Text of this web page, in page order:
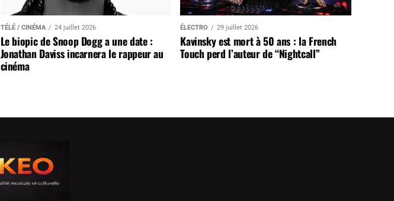
TÉLÉ / CINÉMA 24 juillet 2026
Le biopic de Snoop Dogg a une date :
Jonathan Daviss incarnera le rappeur au
cinéma
ÉLECTRO 29 juillet 2026
Kavinsky est mort à 50 ans : la French
Touch perd l’auteur de “Nightcall”